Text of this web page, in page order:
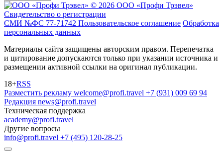
© 2026 ООО «Профи Трэвeл»
Свидетельство о регистрации
СМИ №ФС 77-71742 Пользовательское соглашение Обработка
персональных данных
Материалы сайта защищены авторским правом. Перепечатка
и цитирование допускаются только при указании источника и
размещении активной ссылки на оригинал публикации.
18+RSS
Разместить рекламу welcome@profi.travel +7 (931) 009 69 94
Редакция news@profi.travel
Техническая поддержка
academy@profi.travel
Другие вопросы
info@profi.travel +7 (495) 120-28-25